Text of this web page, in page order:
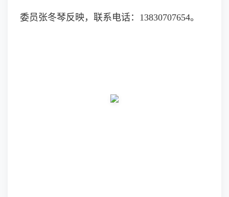
委员张冬琴反映，联系电话：13830707654。